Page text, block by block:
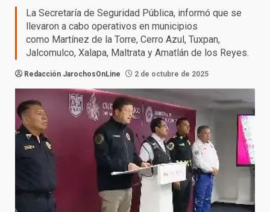
La Secretaría de Seguridad Pública, informó que se
llevaron a cabo operativos en municipios
como Martínez de la Torre, Cerro Azul, Tuxpan,
Jalcomulco, Xalapa, Maltrata y Amatlán de los Reyes.
Redacción JarochosOnLine 2 de octubre de 2025